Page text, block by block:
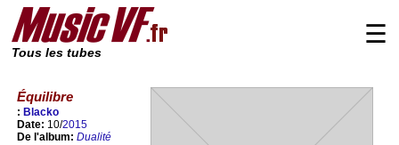
Tous les tubes
☰
Équilibre
: Blacko
Date: 10/2015
De l'album: Dualité